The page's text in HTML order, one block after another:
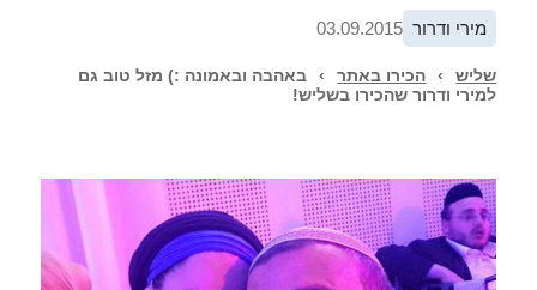
מירי ודרור 03.09.2015
שליש › הכירו באתר ›
באהבה ובאמונה :) מזל טוב גם
למירי ודרור שהכירו בשליש!